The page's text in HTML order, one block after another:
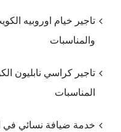
تاجير خيام اوروبيه
والمناسبات
تاجير كراسي نابليون
المناسبات
خدمة ضيافة نسائي في